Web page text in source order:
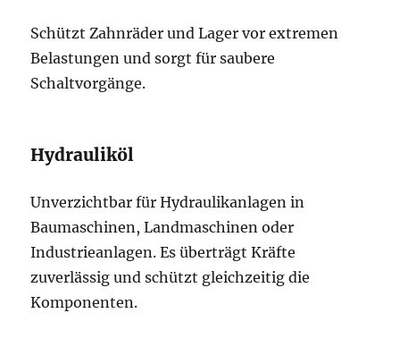
Schützt Zahnräder und Lager vor extremen
Belastungen und sorgt für saubere
Schaltvorgänge.
Hydrauliköl
Unverzichtbar für Hydraulikanlagen in
Baumaschinen, Landmaschinen oder
Industrieanlagen. Es überträgt Kräfte
zuverlässig und schützt gleichzeitig die
Komponenten.